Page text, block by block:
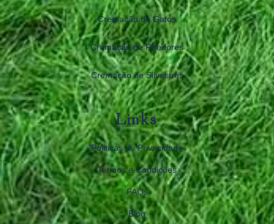
Cremação de Gatos
Cremação de Roedores
Cremação de Silvestres
Links
Politicas de Privacidade
Termos e Condições
FAQs
Blog